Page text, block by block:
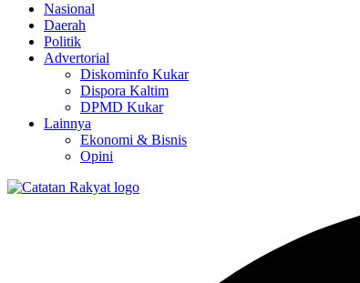
Nasional
Daerah
Politik
Advertorial
Diskominfo Kukar
Dispora Kaltim
DPMD Kukar
Lainnya
Ekonomi & Bisnis
Opini